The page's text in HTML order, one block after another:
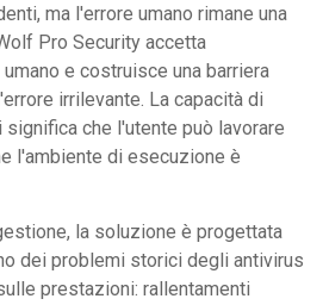
ma l'errore umano rimane una
Pro Security accetta
e costruisce una barriera
irrilevante. La capacità di
che l'utente può lavorare
l'ambiente di esecuzione è
la soluzione è progettata
dei problemi storici degli antivirus
prestazioni: rallentamenti